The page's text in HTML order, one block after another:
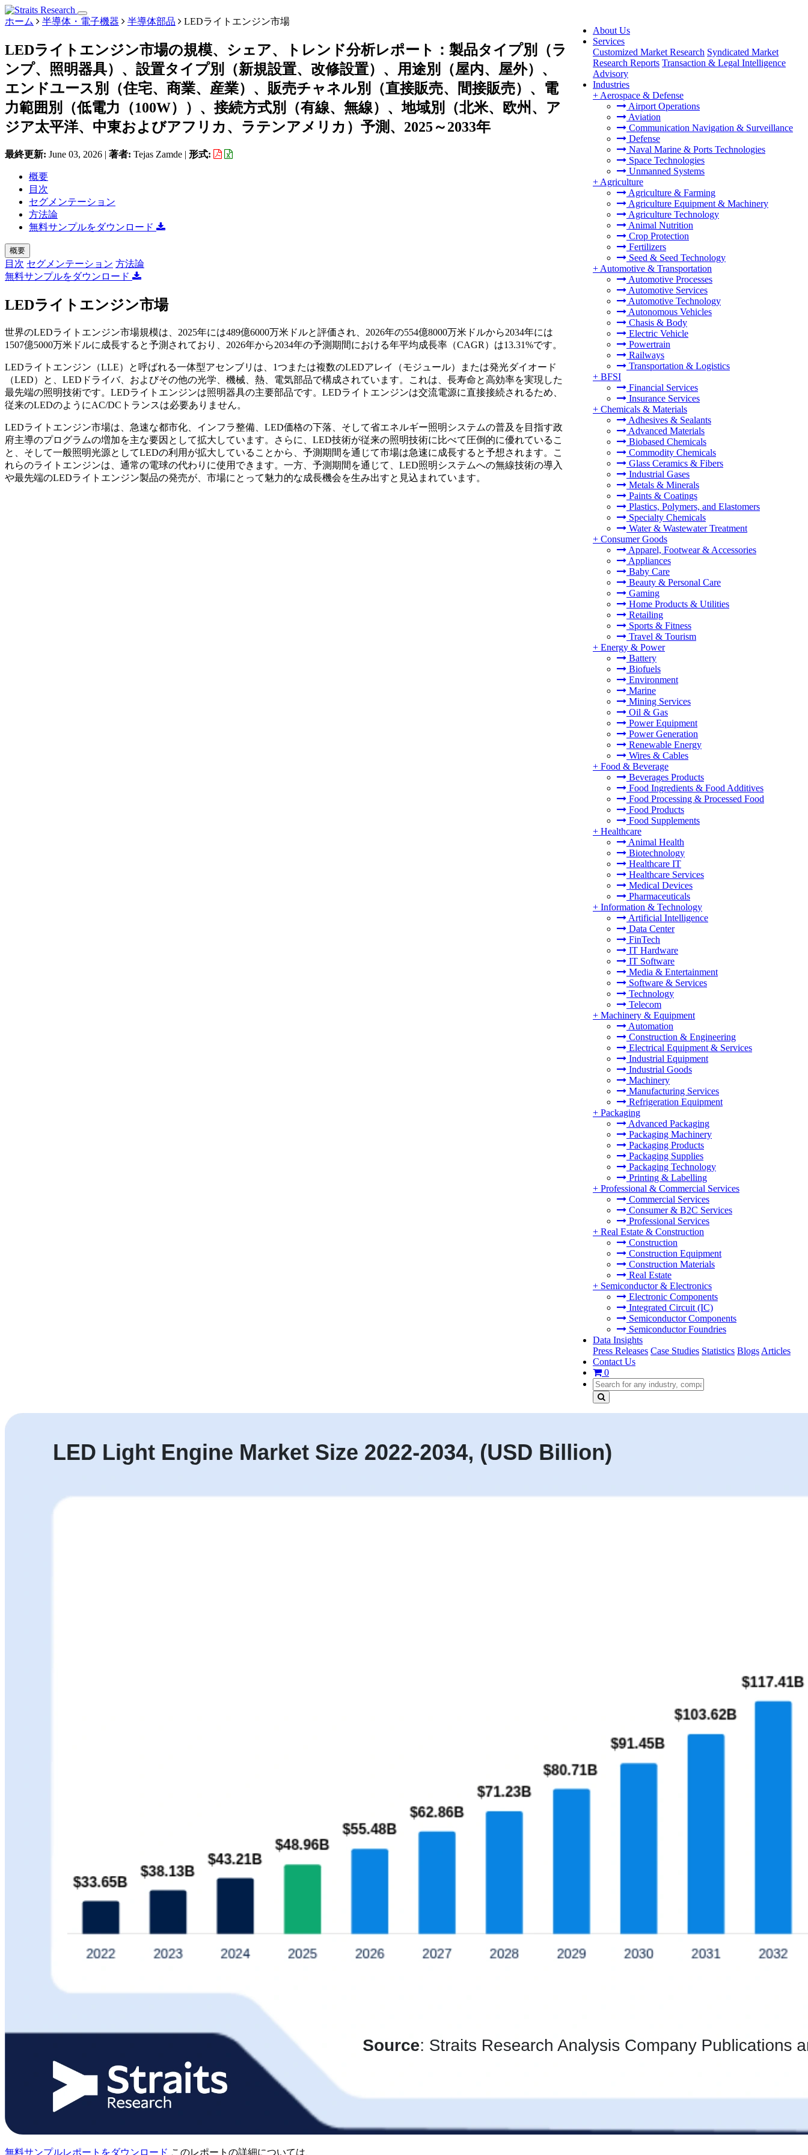
About Us
Services
Customized Market Research Syndicated Market
Research Reports Transaction & Legal Intelligence
Advisory
Industries
+ Aerospace & Defense
Airport Operations
Aviation
Communication Navigation & Surveillance
Defense
Naval Marine & Ports Technologies
Space Technologies
Unmanned Systems
+ Agriculture
Agriculture & Farming
Agriculture Equipment & Machinery
Agriculture Technology
Animal Nutrition
Crop Protection
Fertilizers
Seed & Seed Technology
+ Automotive & Transportation
Automotive Processes
Automotive Services
Automotive Technology
Autonomous Vehicles
Chasis & Body
Electric Vehicle
Powertrain
Railways
Transportation & Logistics
+ BFSI
Financial Services
Insurance Services
+ Chemicals & Materials
Adhesives & Sealants
Advanced Materials
Biobased Chemicals
Commodity Chemicals
Glass Ceramics & Fibers
Industrial Gases
Metals & Minerals
Paints & Coatings
Plastics, Polymers, and Elastomers
Specialty Chemicals
Water & Wastewater Treatment
+ Consumer Goods
Apparel, Footwear & Accessories
Appliances
Baby Care
Beauty & Personal Care
Gaming
Home Products & Utilities
Retailing
Sports & Fitness
Travel & Tourism
+ Energy & Power
Battery
Biofuels
Environment
Marine
Mining Services
Oil & Gas
Power Equipment
Power Generation
Renewable Energy
Wires & Cables
+ Food & Beverage
Beverages Products
Food Ingredients & Food Additives
Food Processing & Processed Food
Food Products
Food Supplements
+ Healthcare
Animal Health
Biotechnology
Healthcare IT
Healthcare Services
Medical Devices
Pharmaceuticals
+ Information & Technology
Artificial Intelligence
Data Center
FinTech
IT Hardware
IT Software
Media & Entertainment
Software & Services
Technology
Telecom
+ Machinery & Equipment
Automation
Construction & Engineering
Electrical Equipment & Services
Industrial Equipment
Industrial Goods
Machinery
Manufacturing Services
Refrigeration Equipment
+ Packaging
Advanced Packaging
Packaging Machinery
Packaging Products
Packaging Supplies
Packaging Technology
Printing & Labelling
+ Professional & Commercial Services
Commercial Services
Consumer & B2C Services
Professional Services
+ Real Estate & Construction
Construction
Construction Equipment
Construction Materials
Real Estate
+ Semiconductor & Electronics
Electronic Components
Integrated Circuit (IC)
Semiconductor Components
Semiconductor Foundries
Data Insights
Press Releases Case Studies Statistics Blogs Articles
Contact Us
0
ホーム 半導体・電子機器 半導体部品 LEDライトエンジン市場
LEDライトエンジン市場の規模、シェア、トレンド分析レポート：製品タイプ別（ラ
ンプ、照明器具）、設置タイプ別（新規設置、改修設置）、用途別（屋内、屋外）、
エンドユース別（住宅、商業、産業）、販売チャネル別（直接販売、間接販売）、電
力範囲別（低電力（100W））、接続方式別（有線、無線）、地域別（北米、欧州、ア
ジア太平洋、中東およびアフリカ、ラテンアメリカ）予測、2025～2033年
最終更新: June 03, 2026 | 著者: Tejas Zamde | 形式:
概要
目次
セグメンテーション
方法論
無料サンプルをダウンロード
概要
目次 セグメンテーション 方法論
無料サンプルをダウンロード
LEDライトエンジン市場
世界のLEDライトエンジン市場規模は、2025年には489億6000万米ドルと評価され、2026年の554億8000万米ドルから2034年には
1507億5000万米ドルに成長すると予測されており、2026年から2034年の予測期間における年平均成長率（CAGR）は13.31%です。
LEDライトエンジン（LLE）と呼ばれる一体型アセンブリは、1つまたは複数のLEDアレイ（モジュール）または発光ダイオード
（LED）と、LEDドライバ、およびその他の光学、機械、熱、電気部品で構成されています。これは、長寿命と高効率を実現した
最先端の照明技術です。LEDライトエンジンは照明器具の主要部品です。LEDライトエンジンは交流電源に直接接続されるため、
従来のLEDのようにAC/DCトランスは必要ありません。
LEDライトエンジン市場は、急速な都市化、インフラ整備、LED価格の下落、そして省エネルギー照明システムの普及を目指す政
府主導のプログラムの増加を主な要因として拡大しています。さらに、LED技術が従来の照明技術に比べて圧倒的に優れているこ
と、そして一般照明光源としてLEDの利用が拡大していることから、予測期間を通じて市場は急速に成長すると予想されます。こ
れらのライトエンジンは、通常の電球の代わりに使用できます。一方、予測期間を通じて、LED照明システムへの無線技術の導入
や最先端の​​LEDライトエンジン製品の発売が、市場にとって魅力的な成長機会を生み出すと見込まれています。
無料サンプルレポートをダウンロード このレポートの詳細については、